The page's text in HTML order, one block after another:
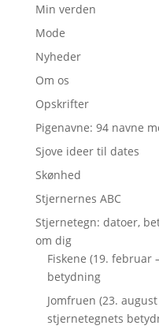
Min verden
Mode
Nyheder
Om os
Opskrifter
Pigenavne: 94 navne
Sjove ideer til dates
Skønhed
Stjernernes ABC
Stjernetegn: datoer,
om dig
Fiskene (19. februar
betydning
Jomfruen (23.
stjernetegnets